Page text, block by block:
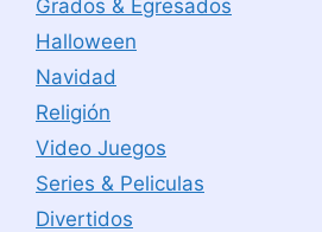
Grados & Egresados
Halloween
Navidad
Religión
Video Juegos
Series & Peliculas
Divertidos